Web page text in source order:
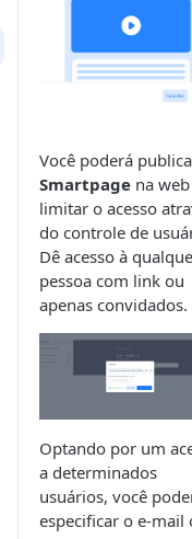
Você poderá
Smartpage na
limitar o acesso
do controle de
Dê acesso à
pessoa com link ou
apenas convidados.
Optando por um
a determinados
usuários, você
especificar o e-mail